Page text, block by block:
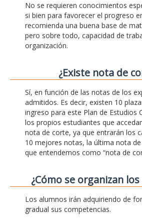
No se requieren conocimientos
si bien para favorecer el progreso
recomienda una buena base de
pero sobre todo, capacidad de
organización.
¿Existe nota de
Sí, en función de las notas de los
admitidos. Es decir, existen 10
ingreso para este Plan de Estudios
los propios estudiantes que
nota de corte, ya que entrarán los
10 mejores notas, la última nota
que entendemos como “nota de
¿Cómo se organizan
Los alumnos irán adquiriendo de
gradual sus competencias.